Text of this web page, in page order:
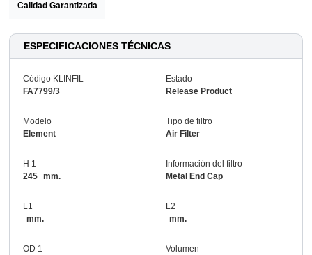
Calidad Garantizada
ESPECIFICACIONES TÉCNICAS
Código KLINFIL
FA7799/3
Estado
Release Product
Modelo
Element
Tipo de filtro
Air Filter
H 1
245 mm.
Información del filtro
Metal End Cap
L1
mm.
L2
mm.
OD 1
Volumen